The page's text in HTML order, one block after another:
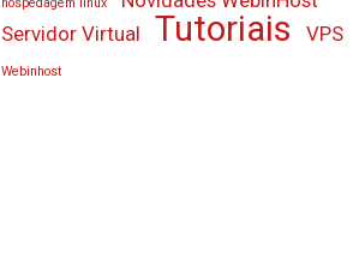
Servidor Virtual
Tutoriais VPS
Webinhost